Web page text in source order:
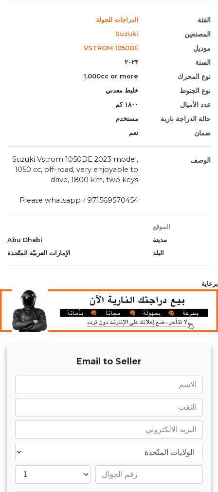
الفئة الدراجات للجولة
المصنعين Suzuki
موديل VSTROM 1050DE
السنة ٢٠٢٣
نوع المحرك 1,000cc or more
نوع الجنوط خليط معدني
عدد الأميال ١٨٠٠ كم
حالة الدراجة نارية مستخدم
ضمان نعم
الوصف
Suzuki Vstrom 1050DE 2023 model,
1050 cc, off-road, very enjoyable to
drive, 1800 km, two keys
Please whatsapp +971569570454
الموقع
مدينة
Abu Dhabi
البلد
الإمارات العربيّة المتّحدة
برعاية
Email to Seller
Mobile number